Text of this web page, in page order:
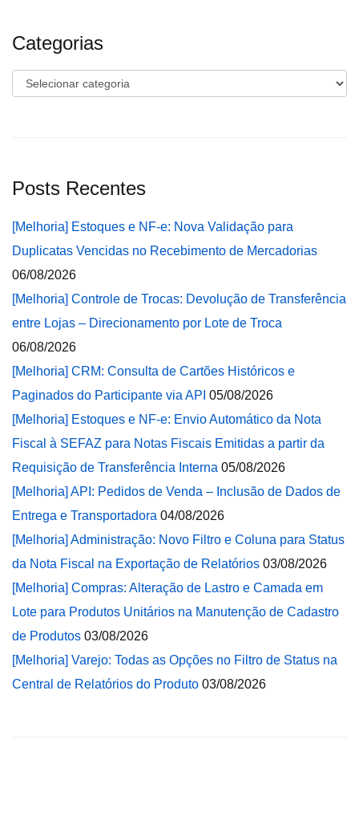
Categorias
Categorias
Posts Recentes
[Melhoria] Estoques e NF-e: Nova Validação para
Duplicatas Vencidas no Recebimento de Mercadorias
06/08/2026
[Melhoria] Controle de Trocas: Devolução de Transferência
entre Lojas – Direcionamento por Lote de Troca
06/08/2026
[Melhoria] CRM: Consulta de Cartões Históricos e
Paginados do Participante via API 05/08/2026
[Melhoria] Estoques e NF-e: Envio Automático da Nota
Fiscal à SEFAZ para Notas Fiscais Emitidas a partir da
Requisição de Transferência Interna 05/08/2026
[Melhoria] API: Pedidos de Venda – Inclusão de Dados de
Entrega e Transportadora 04/08/2026
[Melhoria] Administração: Novo Filtro e Coluna para Status
da Nota Fiscal na Exportação de Relatórios 03/08/2026
[Melhoria] Compras: Alteração de Lastro e Camada em
Lote para Produtos Unitários na Manutenção de Cadastro
de Produtos 03/08/2026
[Melhoria] Varejo: Todas as Opções no Filtro de Status na
Central de Relatórios do Produto 03/08/2026